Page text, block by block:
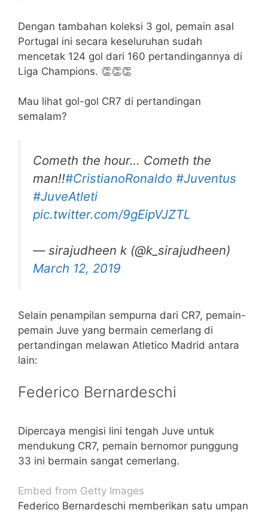
Dengan tambahan koleksi 3 gol, pemain asal
Portugal ini secara keseluruhan sudah
mencetak 124 gol dari 160 pertandingannya di
Liga Champions. 👏👏👏
Mau lihat gol-gol CR7 di pertandingan
semalam?
Cometh the hour… Cometh the
man!!#CristianoRonaldo #Juventus
#JuveAtleti
pic.twitter.com/9gEipVJZTL
— sirajudheen k (@k_sirajudheen)
March 12, 2019
Selain penampilan sempurna dari CR7, pemain-
pemain Juve yang bermain cemerlang di
pertandingan melawan Atletico Madrid antara
lain:
Federico Bernardeschi
Dipercaya mengisi lini tengah Juve untuk
mendukung CR7, pemain bernomor punggung
33 ini bermain sangat cemerlang.
Embed from Getty Images
Federico Bernardeschi memberikan satu umpan